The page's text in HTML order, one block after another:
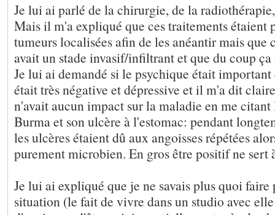
Je lui ai parlé de la chirurgie, de la
Mais il m'a expliqué que ces traitements étaient
tumeurs localisées afin de les anéantir mais que
avait un stade invasif/infiltrant et que du coup
Je lui ai demandé si le psychique était
était très négative et dépressive et il m'a dit
n'avait aucun impact sur la maladie en me
Burma et son ulcère à l'estomac: pendant
les ulcères étaient dû aux angoisses répétées
purement microbien. En gros être positif ne sert
Je lui ai expliqué que je ne savais plus quoi faire
situation (le fait de vivre dans un studio avec